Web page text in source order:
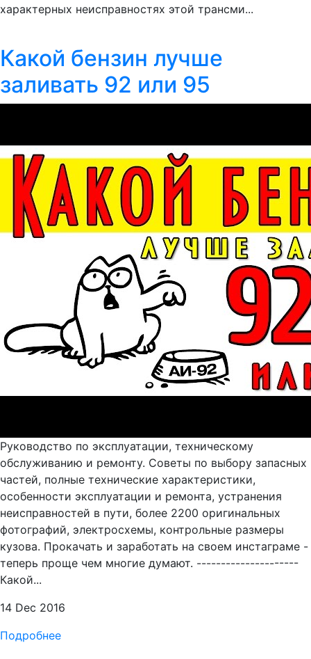
характерных неисправностях этой трансми...
Какой бензин лучше
заливать 92 или 95
Руководство по эксплуатации, техническому
обслуживанию и ремонту. Советы по выбору запасных
частей, полные технические характеристики,
особенности эксплуатации и ремонта, устранения
неисправностей в пути, более 2200 оригинальных
фотографий, электросхемы, контрольные размеры
кузова. Прокачать и заработать на своем инстаграме -
теперь проще чем многие думают. ---------------------
Какой...
14 Dec 2016
Подробнее